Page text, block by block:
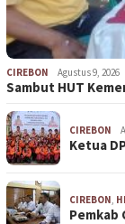
CIREBON Agustus 9, 2026
Sambut HUT
CIREBON
Ketua
CIREBON
Pemkab